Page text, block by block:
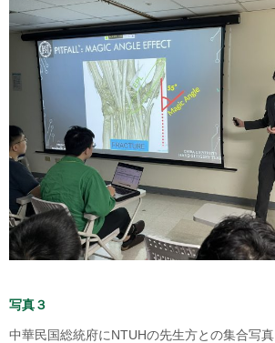
写真３
中華民国総統府にNTUHの先生方との集合写真